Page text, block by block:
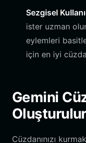
Sezgisel
ister uzman
eylemleri
için en iyi
Gemini
Cüzdanınızı